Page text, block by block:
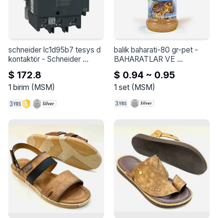
schneider lc1d95b7 tesys d
kontaktör - Schneider
LC1D95B7 TeSys D
kontaktör - 3P(3 NA) - AC-3
- &lt;= 440 V 95 A - 24 V
$ 172.8
1 birim ( MSM)
balik baharati-80 gr-pet
BAHARATLAR VE
ÇEŞNILER
$ 0.94 ~ 0.95
1 set ( MSM)